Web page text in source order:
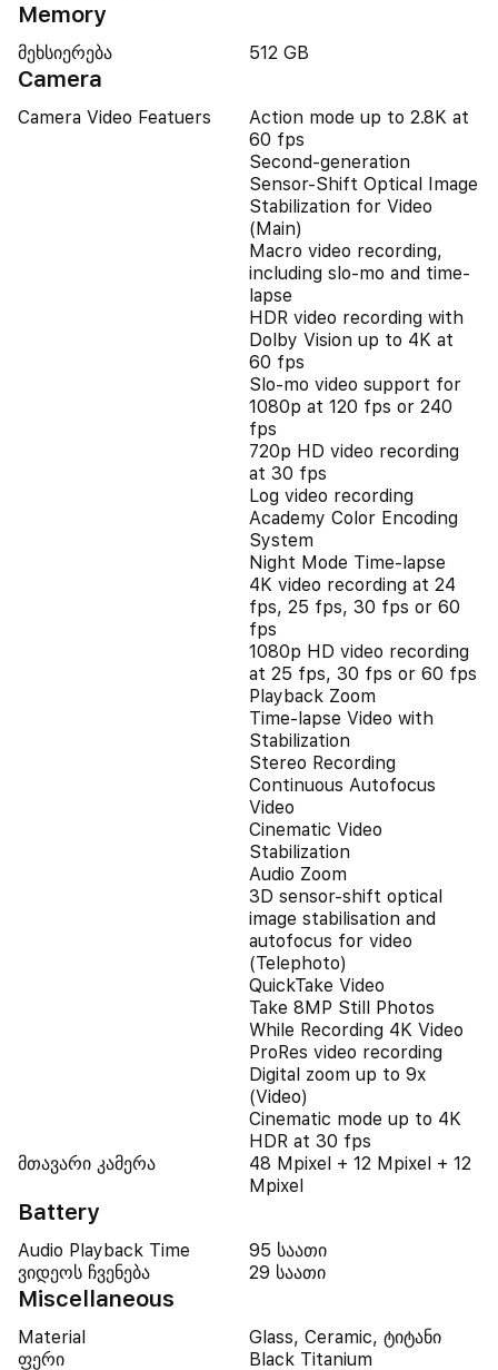
Memory
მეხსიერება 512 GB
Camera
Camera Video Featuers
Action mode up to 2.8K at
60 fps
Second-generation
Sensor-Shift Optical Image
Stabilization for Video
(Main)
Macro video recording,
including slo-mo and time-
lapse
HDR video recording with
Dolby Vision up to 4K at
60 fps
Slo‑mo video support for
1080p at 120 fps or 240
fps
720p HD video recording
at 30 fps
Log video recording
Academy Color Encoding
System
Night Mode Time-lapse
4K video recording at 24
fps, 25 fps, 30 fps or 60
fps
1080p HD video recording
at 25 fps, 30 fps or 60 fps
Playback Zoom
Time-lapse Video with
Stabilization
Stereo Recording
Continuous Autofocus
Video
Cinematic Video
Stabilization
Audio Zoom
3D sensor-shift optical
image stabilisation and
autofocus for video
(Telephoto)
QuickTake Video
Take 8MP Still Photos
While Recording 4K Video
ProRes video recording
Digital zoom up to 9x
(Video)
Cinematic mode up to 4K
HDR at 30 fps
მთავარი კამერა
48 Mpixel + 12 Mpixel + 12
Mpixel
Battery
Audio Playback Time
95 საათი
ვიდეოს ჩვენება
29 საათი
Miscellaneous
Material
Glass, Ceramic, ტიტანი
ფერი
Black Titanium